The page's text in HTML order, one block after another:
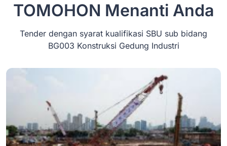
TOMOHON Menanti Anda
Tender dengan syarat kualifikasi SBU sub bidang
BG003 Konstruksi Gedung Industri